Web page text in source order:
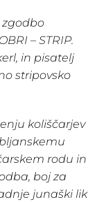
zgodbo
– STRIP.
, in pisatelj
stripovsko
koliščarjev
rodu in
boj za
junaški lik